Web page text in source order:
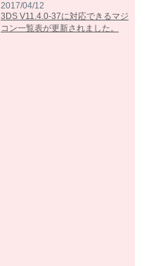
2017/04/12
3DS V11.4.0-37に対応できるマジ
コン一覧表が更新されました。